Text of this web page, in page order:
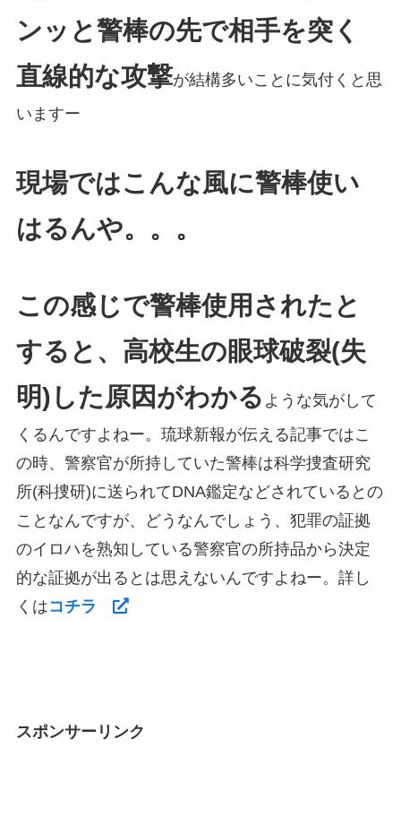
ンッと警棒の先で相手を突く
直線的な攻撃が結構多いことに気付くと思
いますー
現場ではこんな風に警棒使い
はるんや。。。
この感じで警棒使用されたと
すると、高校生の眼球破裂(失
明)した原因がわかる ような気がして
くるんですよねー。琉球新報が伝える記事ではこ
の時、警察官が所持していた警棒は科学捜査研究
所(科捜研)に送られてDNA鑑定などされているとの
ことなんですが、どうなんでしょう、犯罪の証拠
のイロハを熟知している警察官の所持品から決定
的な証拠が出るとは思えないんですよねー。詳し
くはコチラ
スポンサーリンク